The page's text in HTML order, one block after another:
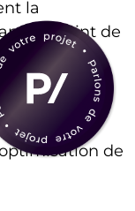
la
du point de
un
de